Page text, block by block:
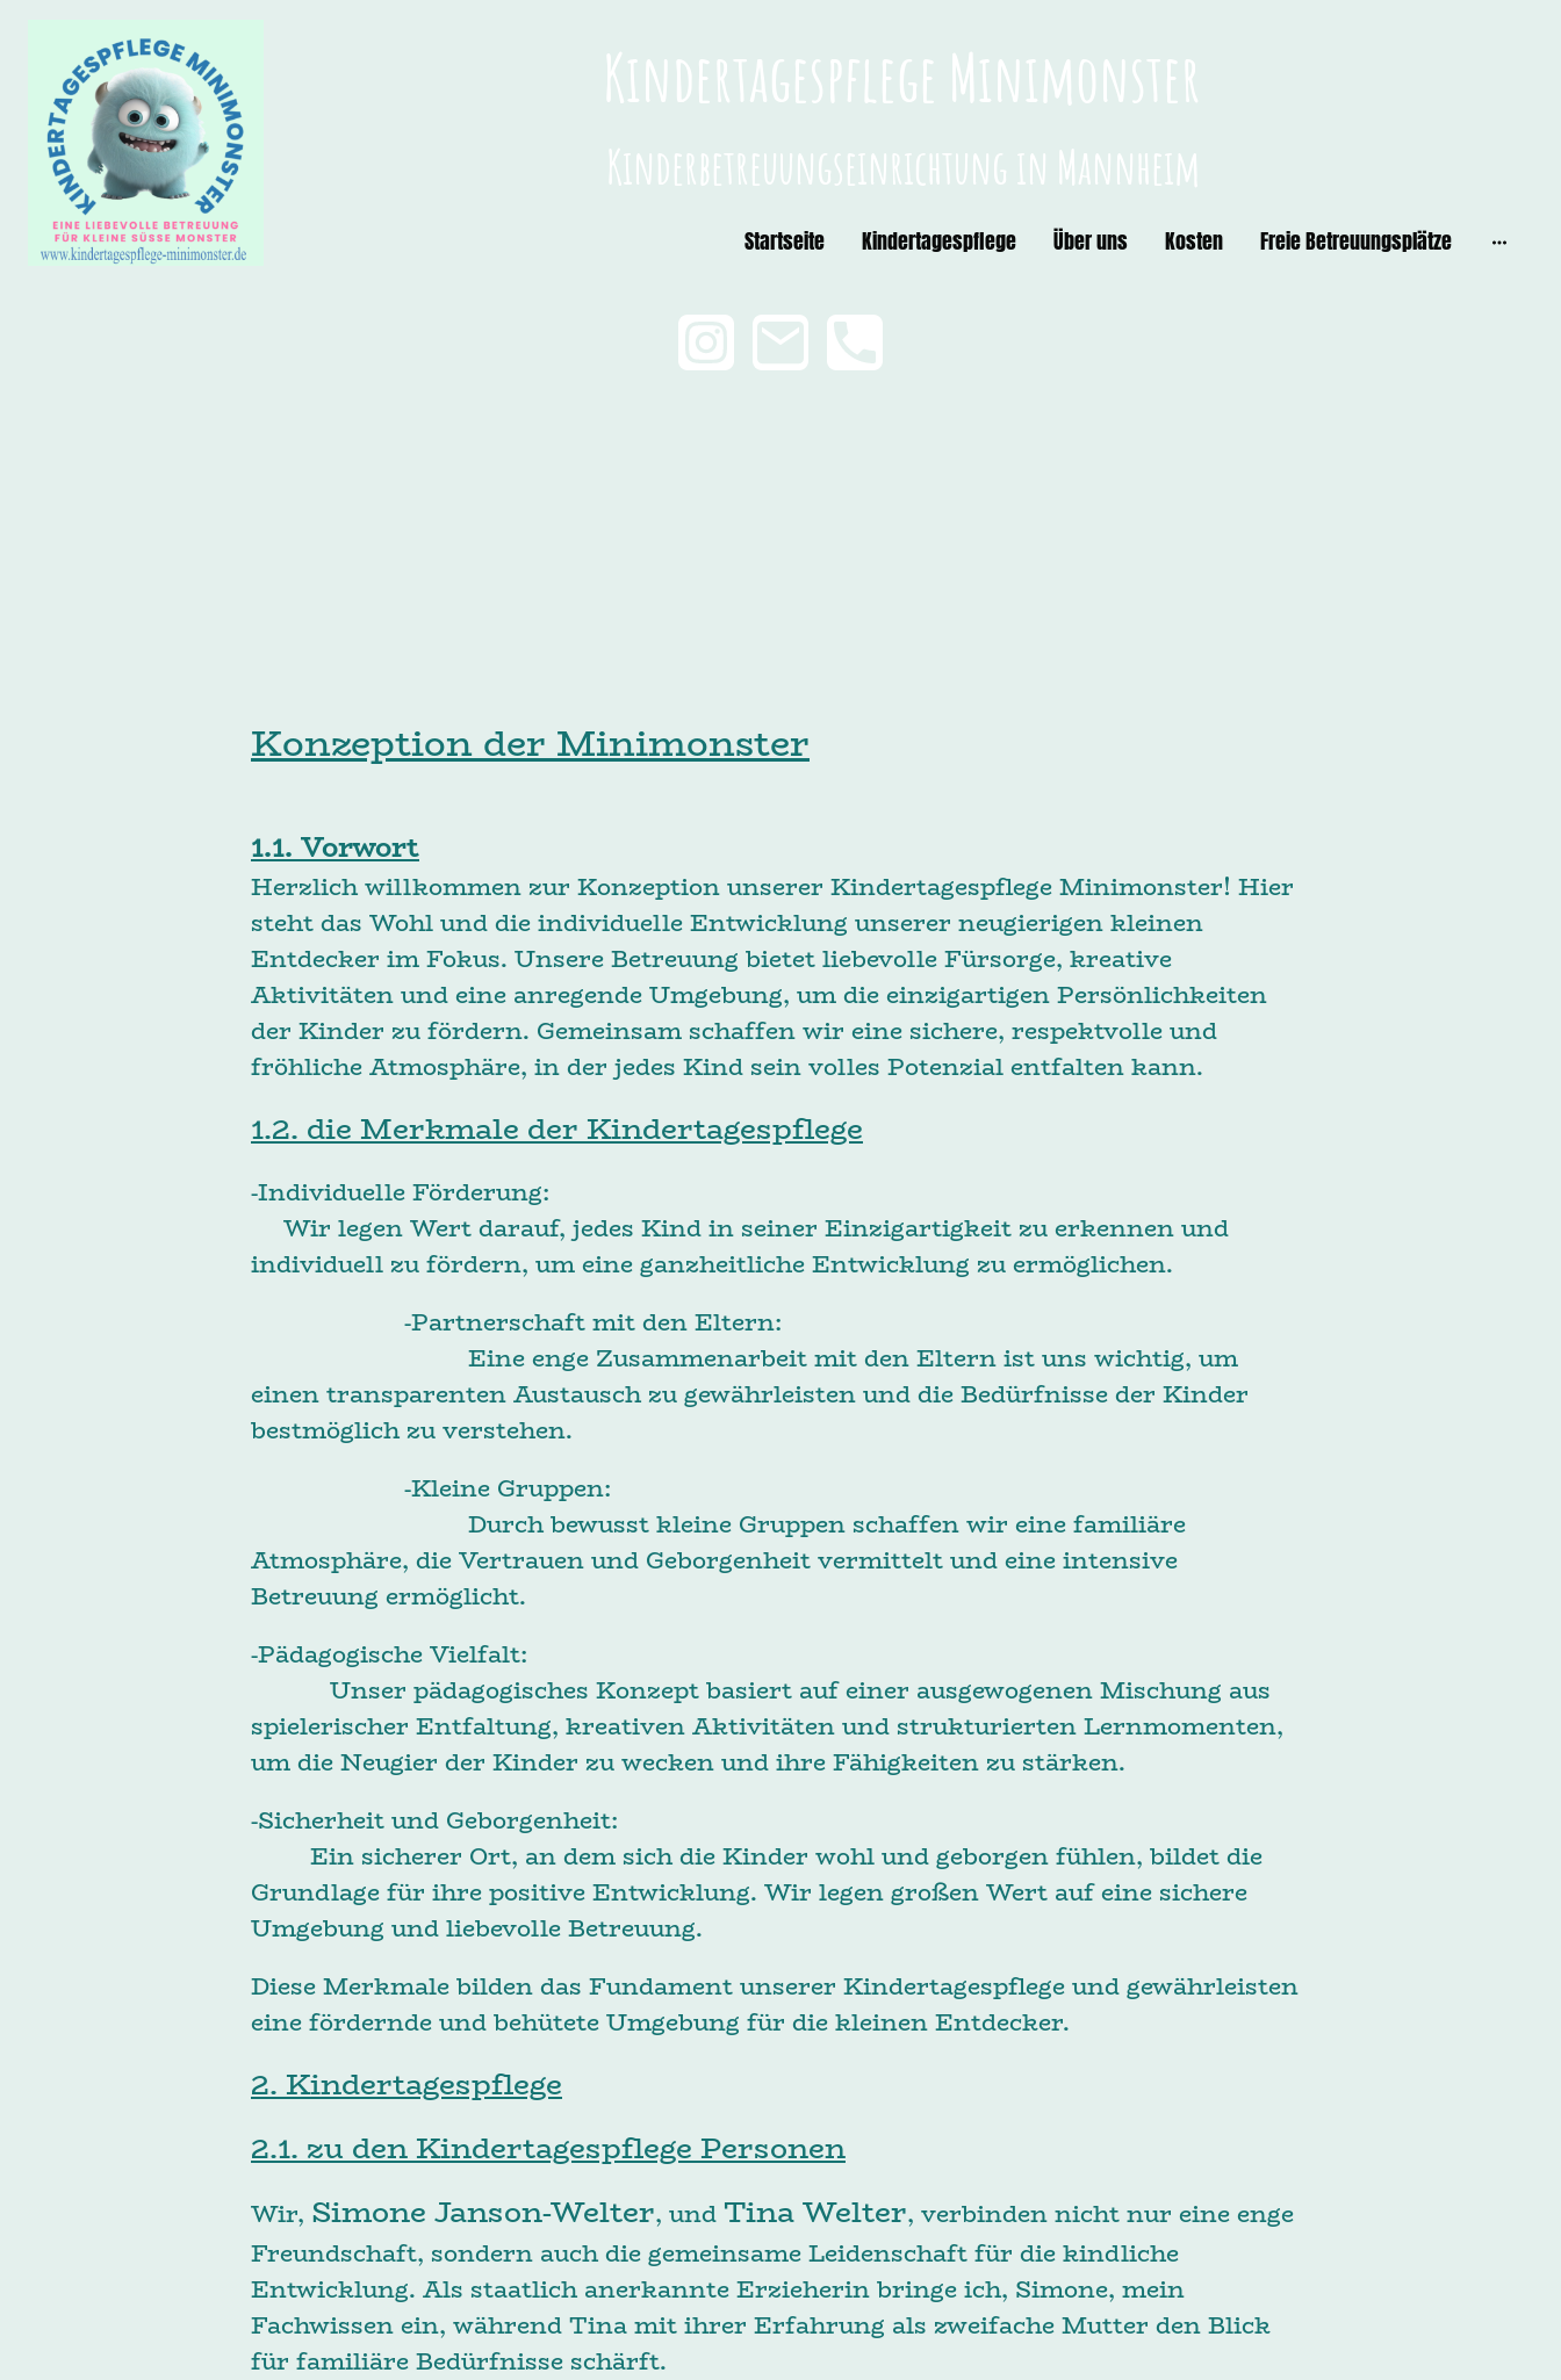
Kindertagespflege Minimonster
Kinderbetreuungseinrichtung in Mannheim
Startseite Kindertagespflege Über uns Kosten Freie Betreuungsplätze
Konzeption der Minimonster
1.1. Vorwort
Herzlich willkommen zur Konzeption unserer Kindertagespflege Minimonster! Hier
steht das Wohl und die individuelle Entwicklung unserer neugierigen kleinen
Entdecker im Fokus. Unsere Betreuung bietet liebevolle Fürsorge, kreative
Aktivitäten und eine anregende Umgebung, um die einzigartigen Persönlichkeiten
der Kinder zu fördern. Gemeinsam schaffen wir eine sichere, respektvolle und
fröhliche Atmosphäre, in der jedes Kind sein volles Potenzial entfalten kann.
1.2. die Merkmale der Kindertagespflege
-Individuelle Förderung:
Wir legen Wert darauf, jedes Kind in seiner Einzigartigkeit zu erkennen und
individuell zu fördern, um eine ganzheitliche Entwicklung zu ermöglichen.
-Partnerschaft mit den Eltern:
Eine enge Zusammenarbeit mit den Eltern ist uns wichtig, um
einen transparenten Austausch zu gewährleisten und die Bedürfnisse der Kinder
bestmöglich zu verstehen.
-Kleine Gruppen:
Durch bewusst kleine Gruppen schaffen wir eine familiäre
Atmosphäre, die Vertrauen und Geborgenheit vermittelt und eine intensive
Betreuung ermöglicht.
-Pädagogische Vielfalt:
Unser pädagogisches Konzept basiert auf einer ausgewogenen Mischung aus
spielerischer Entfaltung, kreativen Aktivitäten und strukturierten Lernmomenten,
um die Neugier der Kinder zu wecken und ihre Fähigkeiten zu stärken.
-Sicherheit und Geborgenheit:
Ein sicherer Ort, an dem sich die Kinder wohl und geborgen fühlen, bildet die
Grundlage für ihre positive Entwicklung. Wir legen großen Wert auf eine sichere
Umgebung und liebevolle Betreuung.
Diese Merkmale bilden das Fundament unserer Kindertagespflege und gewährleisten
eine fördernde und behütete Umgebung für die kleinen Entdecker.
2. Kindertagespflege
2.1. zu den Kindertagespflege Personen
Wir, Simone Janson-Welter, und Tina Welter, verbinden nicht nur eine enge
Freundschaft, sondern auch die gemeinsame Leidenschaft für die kindliche
Entwicklung. Als staatlich anerkannte Erzieherin bringe ich, Simone, mein
Fachwissen ein, während Tina mit ihrer Erfahrung als zweifache Mutter den Blick
für familiäre Bedürfnisse schärft.